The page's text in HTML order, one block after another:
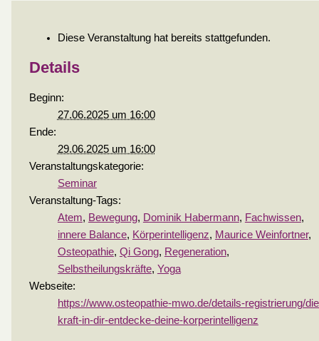
Diese Veranstaltung hat bereits stattgefunden.
Details
Beginn:
27.06.2025 um 16:00
Ende:
29.06.2025 um 16:00
Veranstaltungskategorie:
Seminar
Veranstaltung-Tags:
Atem, Bewegung, Dominik Habermann, Fachwissen,
innere Balance, Körperintelligenz, Maurice Weinfortner,
Osteopathie, Qi Gong, Regeneration,
Selbstheilungskräfte, Yoga
Webseite:
https://www.osteopathie-mwo.de/details-registrierung/
kraft-in-dir-entdecke-deine-korperintelligenz